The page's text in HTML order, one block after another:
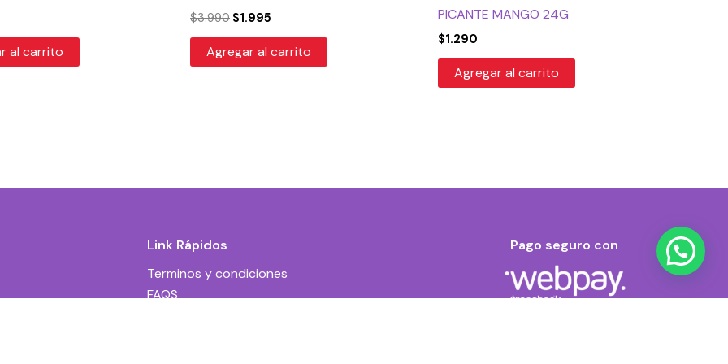
al carrito
$3.990 $1.995
Agregar al carrito
PICANTE MANGO 24G
$1.290
Agregar al carrito
Link Rápidos
Terminos y condiciones
FAQS
Pago seguro con